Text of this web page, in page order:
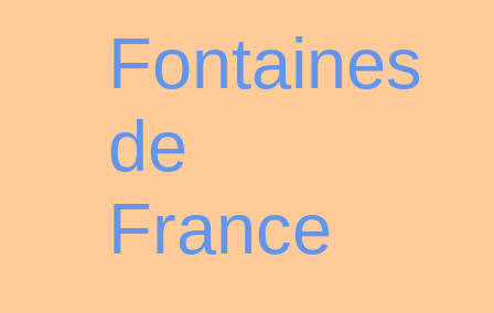
Fontaines
de
France